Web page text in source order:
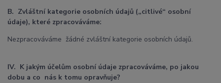
B. Zvláštní kategorie osobních údajů („citlivé“ osobní
údaje), které zpracováváme:
Nezpracováváme žádné zvláštní kategorie osobních údajů.
IV. K jakým účelům osobní údaje zpracováváme, po jakou
dobu a co nás k tomu opravňuje?